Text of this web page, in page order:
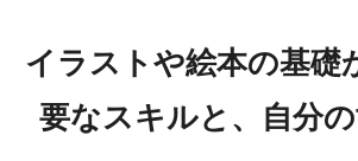
イラストや絵本の基礎
要なスキルと、自分